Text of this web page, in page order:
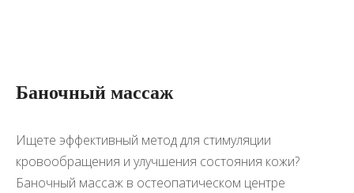
Баночный массаж
Ищете эффективный метод для стимуляции
кровообращения и улучшения состояния кожи?
Баночный массаж в остеопатическом центре